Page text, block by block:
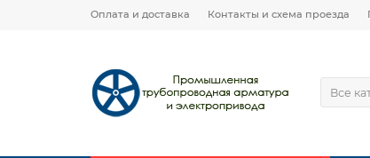
Оплата и доставка Контакты и схема проезда
Все